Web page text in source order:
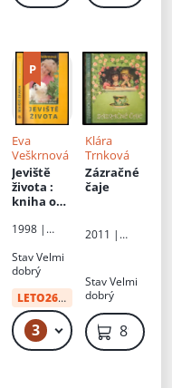
69 Kč – 79 Kč
Eva
Veškrnová
Jeviště
života:
kniha o
zdraví a
pozitivníh
o myšlení
1998 |
Orion
StavVelmi
dobrý
LETO26od: 34 Kč
3 49 Kč
Klára
Trnková
Zázračné
čaje
2011 |
StavVelmi
dobrý
89 Kč